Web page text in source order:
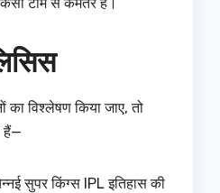
विश्लेषण किया जाए, तो
हैं—
सुपर किंग्स IPL इतिहास की